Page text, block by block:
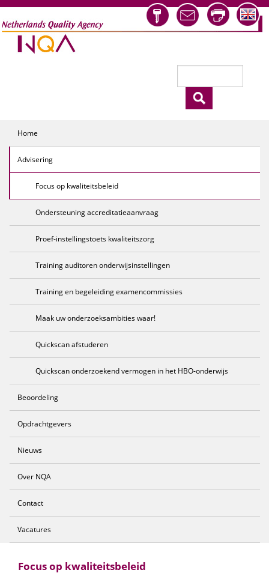
Overslaan en naar de inhoud gaan
Home
Advisering
Focus op kwaliteitsbeleid
Ondersteuning accreditatieaanvraag
Proef-instellingstoets kwaliteitszorg
Training auditoren onderwijsinstellingen
Training en begeleiding examencommissies
Maak uw onderzoeksambities waar!
Quickscan afstuderen
Quickscan onderzoekend vermogen in het HBO-onderwijs
Beoordeling
Opdrachtgevers
Nieuws
Over NQA
Contact
Vacatures
Focus op kwaliteitsbeleid